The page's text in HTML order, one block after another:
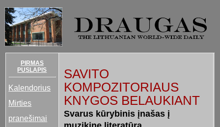
PIRMAS
PUSLAPIS
Kalendorius
Mirties
pranešimai
SAVITO
KOMPOZITORIAUS
KNYGOS BELAUKIANT
Svarus kūrybinis įnašas į